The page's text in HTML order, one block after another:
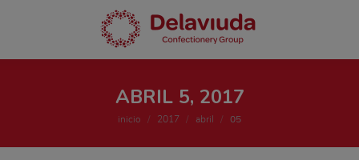
ABRIL 5, 2017
Estás aquí:
inicio 2017 abril 05